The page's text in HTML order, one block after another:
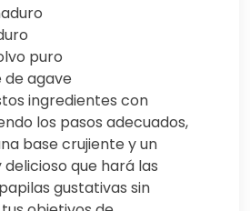
puro
de agave
ingredientes con
los pasos adecuados,
base crujiente y un
que hará las
gustativas sin